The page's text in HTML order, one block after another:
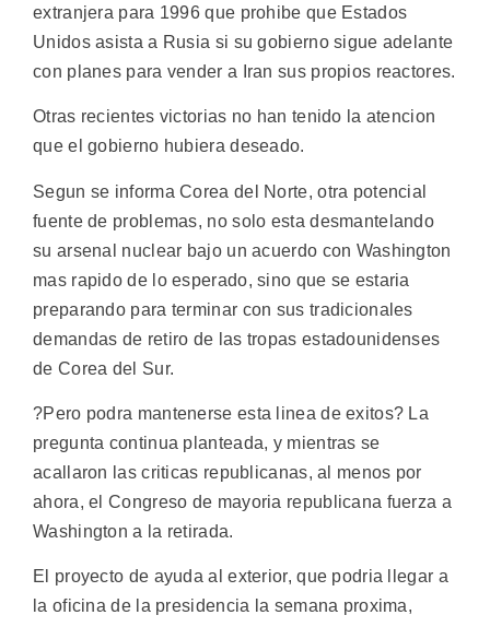
extranjera para 1996 que prohibe que Estados
Unidos asista a Rusia si su gobierno sigue adelante
con planes para vender a Iran sus propios reactores.
Otras recientes victorias no han tenido la atencion
que el gobierno hubiera deseado.
Segun se informa Corea del Norte, otra potencial
fuente de problemas, no solo esta desmantelando
su arsenal nuclear bajo un acuerdo con Washington
mas rapido de lo esperado, sino que se estaria
preparando para terminar con sus tradicionales
demandas de retiro de las tropas estadounidenses
de Corea del Sur.
?Pero podra mantenerse esta linea de exitos? La
pregunta continua planteada, y mientras se
acallaron las criticas republicanas, al menos por
ahora, el Congreso de mayoria republicana fuerza a
Washington a la retirada.
El proyecto de ayuda al exterior, que podria llegar a
la oficina de la presidencia la semana proxima,